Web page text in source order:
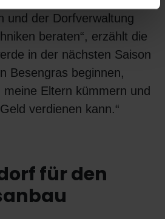
und der Dorfverwaltung
beraten“, erzählt die
in der nächsten Saison
Besengras beginnen,
Eltern kümmern und
verdienen kann.“
für den